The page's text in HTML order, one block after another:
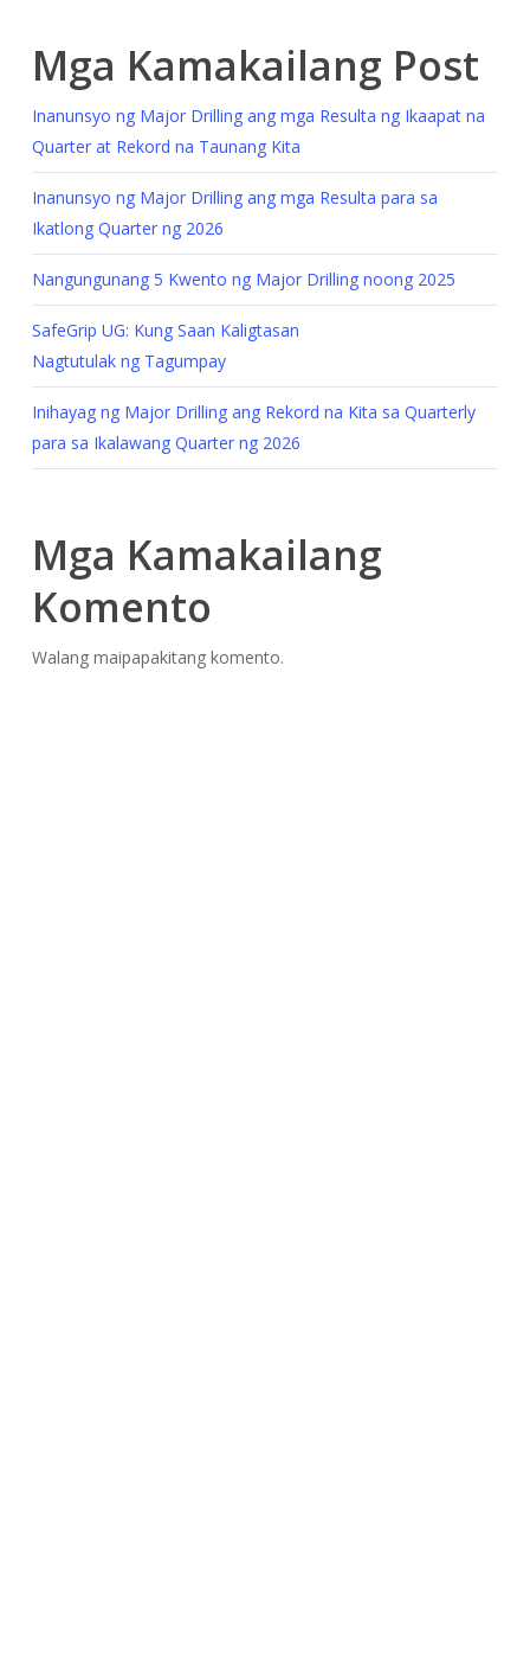
Mga Kamakailang Post
Inanunsyo ng Major Drilling ang mga Resulta ng Ikaapat na
Quarter at Rekord na Taunang Kita
Inanunsyo ng Major Drilling ang mga Resulta para sa
Ikatlong Quarter ng 2026
Nangungunang 5 Kwento ng Major Drilling noong 2025
SafeGrip UG: Kung Saan Kaligtasan
Nagtutulak ng Tagumpay
Inihayag ng Major Drilling ang Rekord na Kita sa Quarterly
para sa Ikalawang Quarter ng 2026
Mga Kamakailang
Komento
Walang maipapakitang komento.